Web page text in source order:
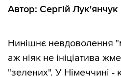
Автор: Сергій Лук'янчук
Нинішнє невдоволення
аж ніяк не ініціатива
"зелених". У Німеччині -